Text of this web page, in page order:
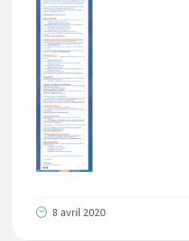
8 avril 2020